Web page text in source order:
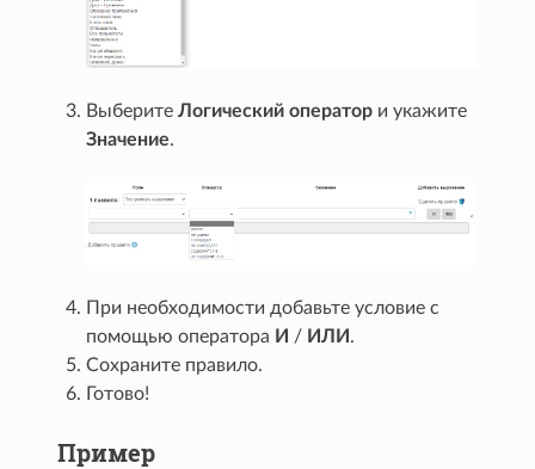
ВыберитеЛогический оператор и укажите
Значение.
При необходимости добавьте условие с
помощью оператора И / ИЛИ .
Сохраните правило.
Готово!
Пример